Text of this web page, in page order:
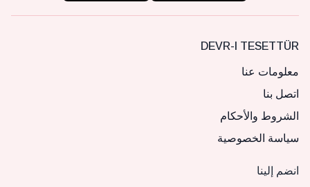
DEVR-I TESETTÜR
معلومات عنا
اتصل بنا
الشروط والأحكام
سياسة الخصوصية
انضم إلينا